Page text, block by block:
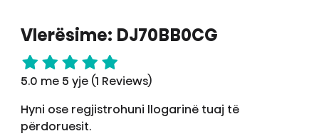
Vlerësime: DJ70BB0CG
5.0 me 5 yje (1 Reviews)
Hyni ose regjistrohuni llogarinë tuaj të
përdoruesit.